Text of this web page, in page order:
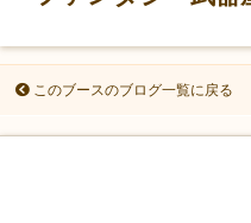
このブースのブログ一覧に戻る